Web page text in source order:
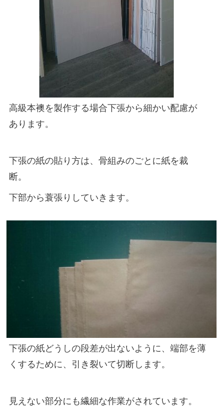
よくある質問
プライバシーポリシー
採用情報
サイトマップ
高級本襖を製作する場合下張から細かい配慮が
あります。
下張の紙の貼り方は、骨組みのごとに紙を裁
断。
下部から蓑張りしていきます。
下張の紙どうしの段差が出ないように、端部を薄
くするために、引き裂いて切断します。
見えない部分にも繊細な作業がされています。